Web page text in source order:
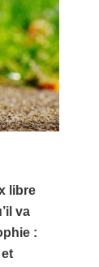
libre
va
: